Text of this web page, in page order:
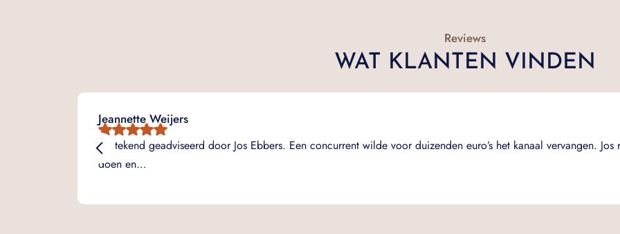
Reviews
WAT KLANTEN VINDEN
Jeannette Weijers
Uitstekend geadviseerd door Jos Ebbers. Een concurrent wilde voor duizenden euro’s het kanaal vervangen. Jos
doen en…